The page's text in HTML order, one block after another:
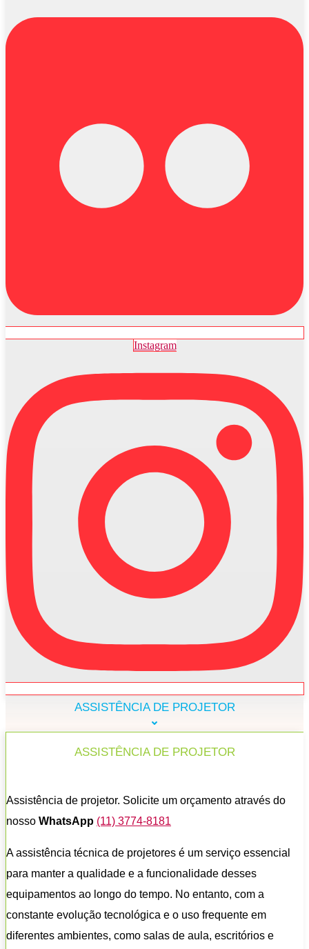
Instagram
ASSISTÊNCIA DE PROJETOR
ASSISTÊNCIA DE PROJETOR
Assistência de projetor. Solicite um orçamento através do
nosso WhatsApp (11) 3774-8181
A assistência técnica de projetores é um serviço essencial
para manter a qualidade e a funcionalidade desses
equipamentos ao longo do tempo. No entanto, com a
constante evolução tecnológica e o uso frequente em
diferentes ambientes, como salas de aula, escritórios e